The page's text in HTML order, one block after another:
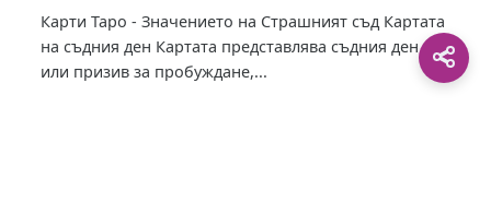
Карти Таро - Значението на Страшният съд Картата
на съдния ден Картата представлява съдния ден
или призив за пробуждане,...